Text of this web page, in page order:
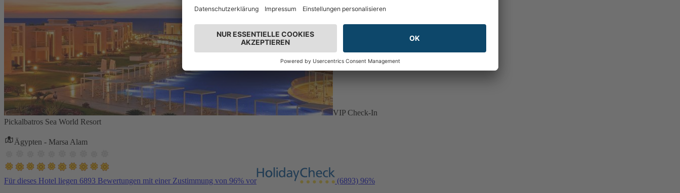
VIP Check-In
Pickalbatros Sea World Resort
Ägypten - Marsa Alam
Für dieses Hotel liegen 6893 Bewertungen mit einer Zustimmung von 96% vor (6893) 96%